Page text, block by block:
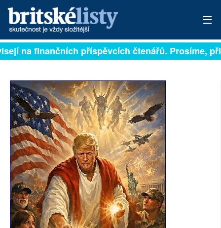
PŘIHLÁSIT
ARCHIV
ROZHOVORY
TÉMATA
NEJČTENĚJŠÍ ZA 7 DNÍ
AUTOŘI
PŘÍSPĚVKY NA PROVOZ
na finančních příspěvcích čtenářů. Prosíme,